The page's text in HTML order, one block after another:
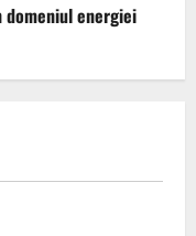
energiei